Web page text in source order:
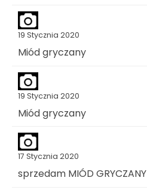
19 Stycznia 2020
Miód gryczany
19 Stycznia 2020
Miód gryczany
17 Stycznia 2020
sprzedam MIÓD GRYCZANY